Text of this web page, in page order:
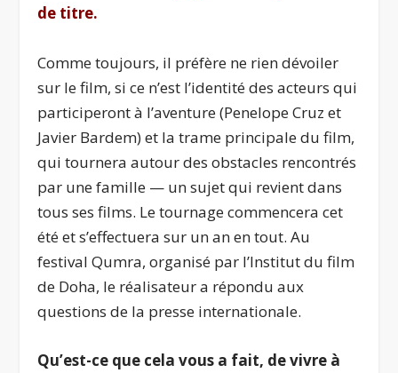
de titre.
Comme toujours, il préfère ne rien dévoiler
sur le film, si ce n’est l’identité des acteurs qui
participeront à l’aventure (Penelope Cruz et
Javier Bardem) et la trame principale du film,
qui tournera autour des obstacles rencontrés
par une famille — un sujet qui revient dans
tous ses films. Le tournage commencera cet
été et s’effectuera sur un an en tout. Au
festival Qumra, organisé par l’Institut du film
de Doha, le réalisateur a répondu aux
questions de la presse internationale.
Qu’est-ce que cela vous a fait, de vivre à